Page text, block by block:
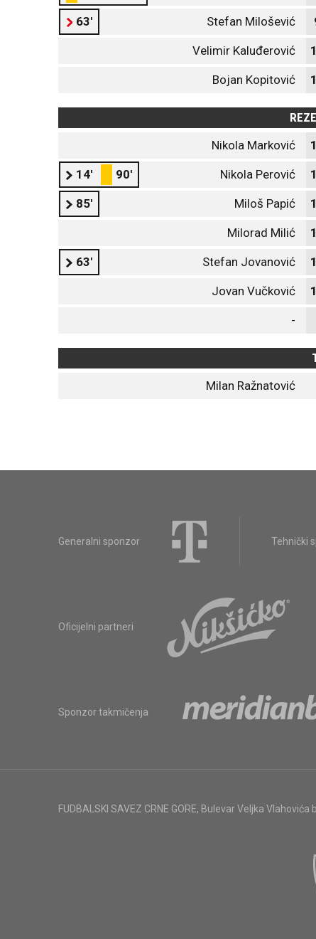
63' Stefan Milošević
Velimir Kaluđerović
Bojan Kopitović
Nikola Marković
14' 90' Nikola Perović
85' Miloš Papić
Milorad Milić
63' Stefan Jovanović
Jovan Vučković
-
Milan Ražnatović
Generalni sponzor Tehnički
Oficijelni partneri
Sponzor takmičenja
FUDBALSKI SAVEZ CRNE GORE, Bulevar Veljka Vlahovića